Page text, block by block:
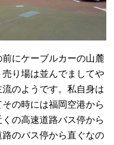
にケーブルカーの山麓
り場は並んでましてや
のようです。私自身は
の時には福岡空港から
の高速道路バス停から
のバス停から直ぐなの